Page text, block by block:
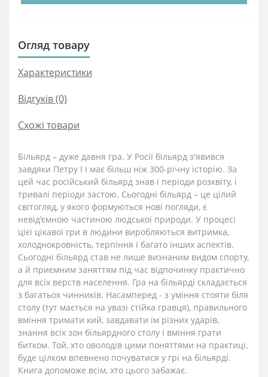
Огляд товару
Характеристики
Відгуків (0)
Схожі товари
Більярд – дуже давня гра. У Росії більярд з'явився
завдяки Петру I і має більш ніж 300-річну історію. За
цей час російський більярд знав і періоди розквіту, і
тривалі періоди застою. Сьогодні більярд – це цілий
світогляд, у якого формуються нові погляди, є
невід'ємною частиною людської природи. У процесі
цієї цікавої гри в людини виробляються витримка,
холоднокровність, терпіння і багато інших аспектів.
Сьогодні більярд став не лише визнаним видом спорту,
а й приємним заняттям під час відпочинку практично
для всіх верств населення. Гра на більярді складається
з багатьох чинників. Насамперед - з уміння стояти біля
столу (тут мається на увазі стійка гравця), правильного
вміння тримати кий, завдавати їм різних ударів,
знання всіх зон більярдного столу і вміння грати
битком. Той, хто оволодів цими поняттями на практиці,
буде цілком впевнено почуватися у грі на більярді.
Книга допоможе всім, хто цього забажає.